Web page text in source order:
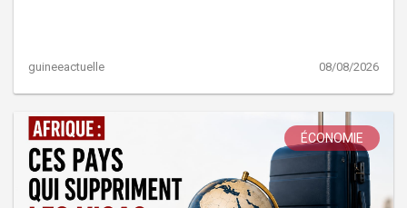
guineeactuelle 08/08/2026
ÉCONOMIE